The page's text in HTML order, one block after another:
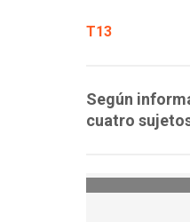
T13
Según
cuatro